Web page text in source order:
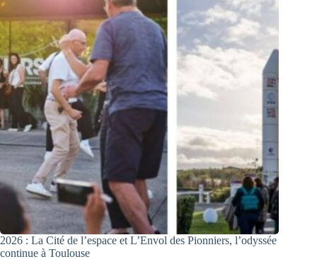
2026 : La Cité de l’espace et L’Envol des Pionniers, l’odyssée
continue à Toulouse